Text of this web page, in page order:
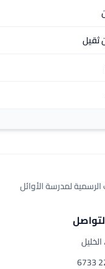
الرسمية لمدرسة الأوائل